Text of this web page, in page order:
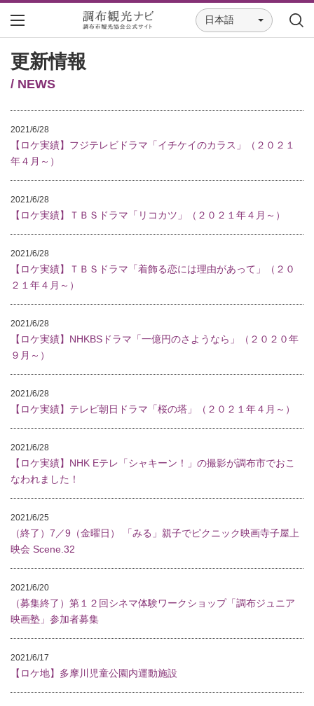
日本語
更新情報
/ NEWS
2021/6/28
【ロケ実績】フジテレビドラマ「イチケイのカラス」（２０２１
年４月～）
2021/6/28
【ロケ実績】ＴＢＳドラマ「リコカツ」（２０２１年４月～）
2021/6/28
【ロケ実績】ＴＢＳドラマ「着飾る恋には理由があって」（２０
２１年４月～）
2021/6/28
【ロケ実績】NHKBSドラマ「一億円のさようなら」（２０２０年
９月～）
2021/6/28
【ロケ実績】テレビ朝日ドラマ「桜の塔」（２０２１年４月～）
2021/6/28
【ロケ実績】NHK Eテレ「シャキーン！」の撮影が調布市でおこ
なわれました！
2021/6/25
（終了）7／9（金曜日） 「みる」親子でピクニック映画寺子屋上
映会 Scene.32
2021/6/20
（募集終了）第１２回シネマ体験ワークショップ「調布ジュニア
映画塾」参加者募集
2021/6/17
【ロケ地】多摩川児童公園内運動施設